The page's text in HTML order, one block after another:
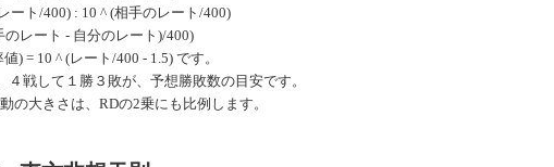
ート/400) : 10 ^ (相手のレート/400)
のレート - 自分のレート)/400)
) = 10 ^ (レート/400 - 1.5) です。
４戦して１勝３敗が、予想勝敗数の目安です。
の大きさは、RDの2乗にも比例します。